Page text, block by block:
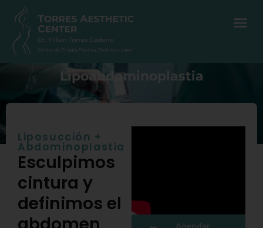
Lipoabdominoplastia
Liposucción +
Abdominoplastia
Esculpimos
cintura y
definimos el